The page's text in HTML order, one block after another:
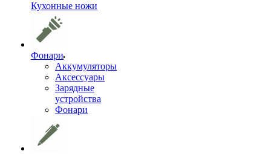
Кухонные ножи
Фонари
Аккумуляторы
Аксессуары
Зарядные
устройства
Фонари